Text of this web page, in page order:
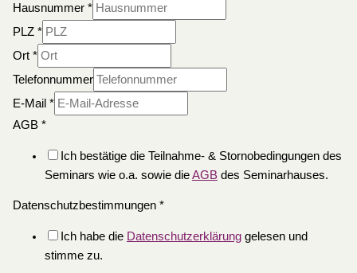
Hausnummer *
PLZ *
Ort *
Telefonnummer
E-Mail *
AGB *
Ich bestätige die Teilnahme- & Stornobedingungen des
Seminars wie o.a. sowie dieAGBdes Seminarhauses.
Datenschutzbestimmungen *
Ich habe die Datenschutzerklärunggelesen und
stimme zu.